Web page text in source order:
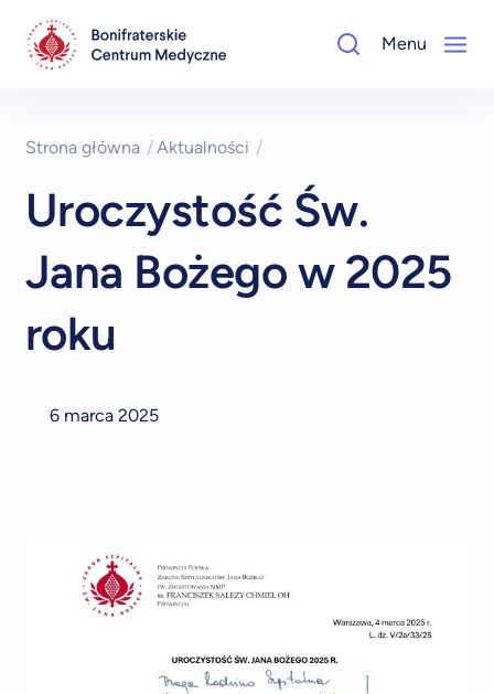
Menu
Strona główna /Aktualności /
Uroczystość Św.
Jana Bożego w 2025
roku
6 marca 2025